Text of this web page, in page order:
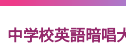
中学校英語暗唱